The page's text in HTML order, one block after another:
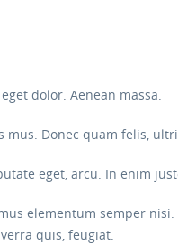
dolor. Aenean massa.
Donec quam felis,
eget, arcu. In enim
elementum semper
quis, feugiat.